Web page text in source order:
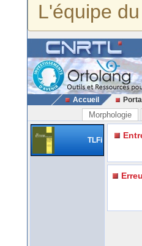
L'équipe
Accueil
Morphologie
TLFi